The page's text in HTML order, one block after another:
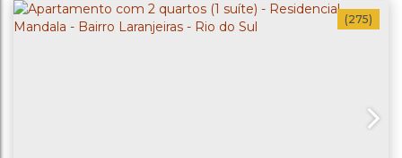
Lado Direito:
38 .80m
Lado Esquerdo:
15.80m (275)